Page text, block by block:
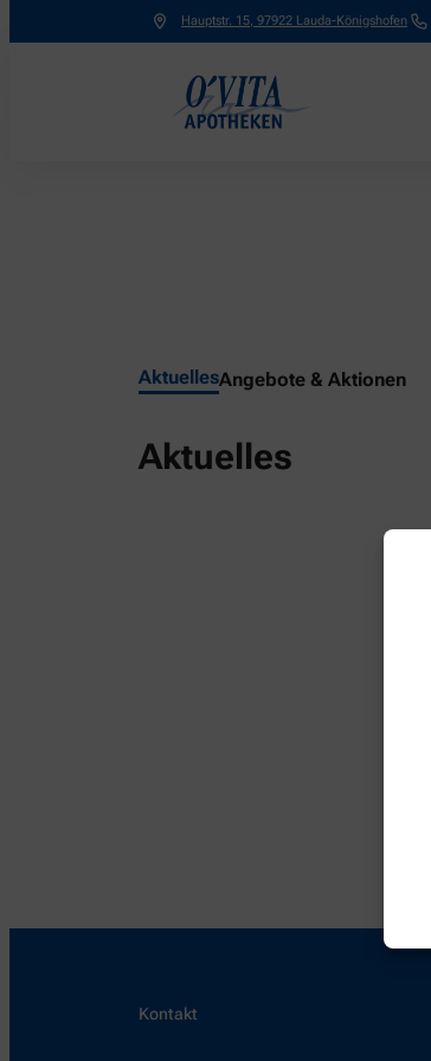
Hauptstr. 15, 97922 Lauda-Königshofen
AktuellesAngebote & Aktionen
Aktuelles
Kontakt